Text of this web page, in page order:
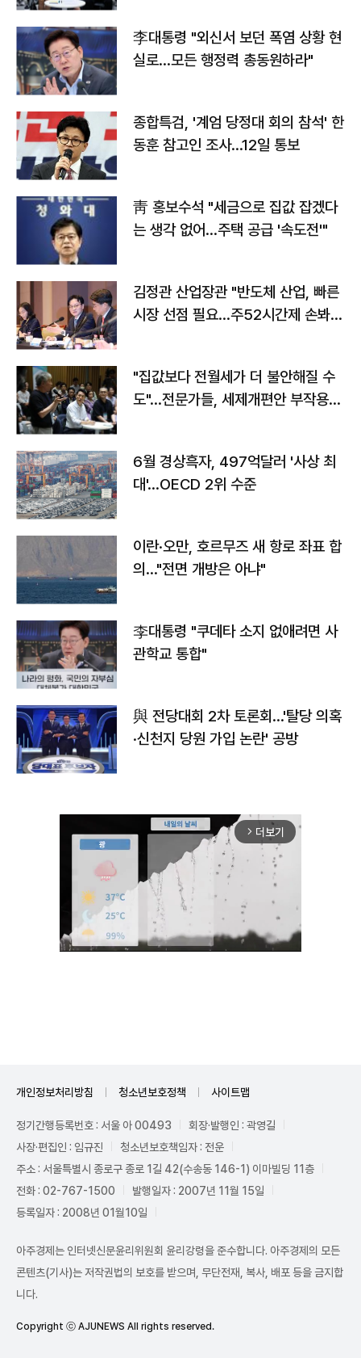
李대통령 "외신서 보던 폭염 상황 현
실로…모든 행정력 총동원하라"
종합특검, '계엄 당정대 회의 참석' 한
동훈 참고인 조사...12일 통보
靑 홍보수석 "세금으로 집값 잡겠다
는 생각 없어…주택 공급 '속도전'"
김정관 산업장관 "반도체 산업, 빠른
시장 선점 필요…주52시간제 손봐
"집값보다 전월세가 더 불안해질 수
도"…전문가들, 세제개편안 부작용
6월 경상흑자, 497억달러 '사상 최
대'…OECD 2위 수준
이란·오만, 호르무즈 새 항로 좌표 합
의…"전면 개방은 아냐"
李대통령 "쿠데타 소지 없애려면 사
관학교 통합"
與 전당대회 2차 토론회…'탈당 의혹
·신천지 당원 가입 논란' 공방
arrow_forward_ios 더보기
개인정보처리방침 청소년보호정책 사이트맵
정기간행등록번호 : 서울 아 00493
회장·발행인 : 곽영길
사장·편집인 : 임규진
청소년보호책임자 : 전운
주소 : 서울특별시 종로구 종로 1길 42(수송동 146-1) 이마빌딩 11층
전화 : 02-767-1500
발행일자 : 2007년 11월 15일
등록일자 : 2008년 01월10일
아주경제는 인터넷신문윤리위원회 윤리강령을 준수합니다. 아주경제의 모든
콘텐츠(기사)는 저작권법의 보호를 받으며, 무단전재, 복사, 배포 등을 금지합
니다.
Copyright ⓒ AJUNEWS All rights reserved.